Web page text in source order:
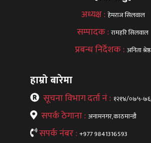
अध्यक्ष : हेमराज सिलवाल
सम्पादक :रामहरि सिलवाल
प्रबन्ध निर्देशक : अनिता श्रेष्ठ
हाम्रो बारेमा
सूचना विभाग दर्ता नं : १२१४/०७५-७६
सपर्क ठेगाना : अनामनगर,काठमान्डौ
सपर्क नंबर : +977 9841316593